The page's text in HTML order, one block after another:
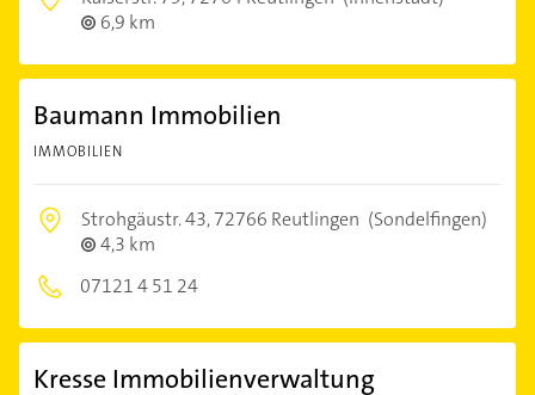
6,9 km
Baumann Immobilien
IMMOBILIEN
Strohgäustr. 43,72766 Reutlingen (Sondelfingen)
4,3 km
07121 4 51 24
Kresse Immobilienverwaltung